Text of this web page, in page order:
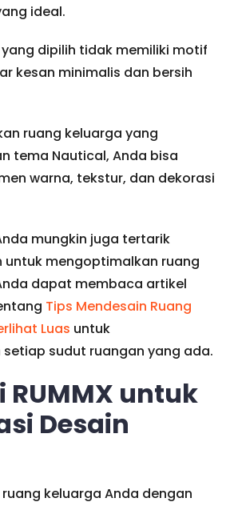
ideal.
dipilih tidak memiliki motif
kesan minimalis dan bersih
ruang keluarga yang
tema Nautical, Anda bisa
warna, tekstur, dan dekorasi
mungkin juga tertarik
untuk mengoptimalkan ruang
dapat membaca artikel
Tips Mendesain Ruang
Luas untuk
sudut ruangan yang ada.
RUMMX untuk
Desain
keluarga Anda dengan